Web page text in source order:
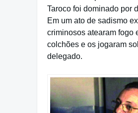
Taroco foi dominado por
Em um ato de sadismo
criminosos atearam fogo
colchões e os jogaram
delegado.